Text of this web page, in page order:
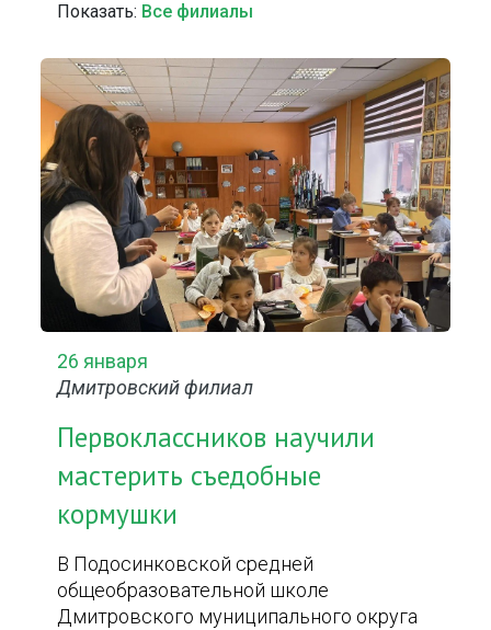
Показать: Все филиалы
26 января
Дмитровский филиал
Первоклассников научили
мастерить съедобные
кормушки
В Подосинковской средней
общеобразовательной школе
Дмитровского муниципального округа